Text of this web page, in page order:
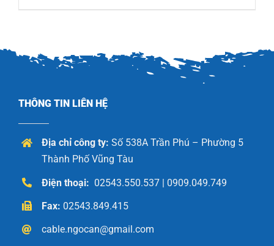
THÔNG TIN LIÊN HỆ
Địa chỉ công ty: Số 538A Trần Phú – Phường 5
Thành Phố Vũng Tàu
Điện thoại: 02543.550.537 | 0909.049.749
Fax: 02543.849.415
cable.ngocan@gmail.com